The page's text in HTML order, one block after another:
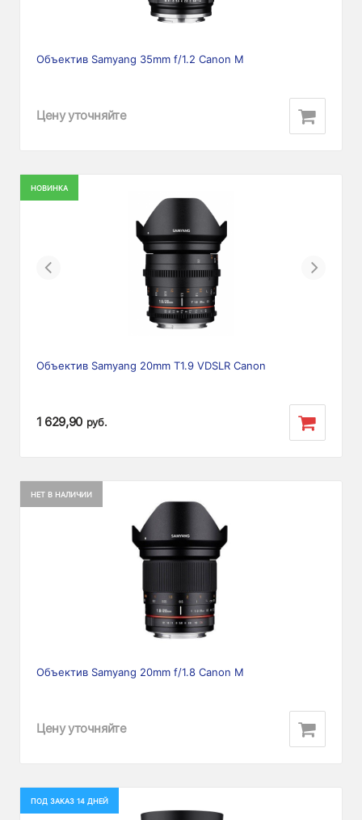
Объектив Samyang 35mm f/1.2 Canon M
Цену уточняйте
НОВИНКА
Previous Next
Объектив Samyang 20mm T1.9 VDSLR Canon
1 629,90 руб.
НЕТ В НАЛИЧИИ
Объектив Samyang 20mm f/1.8 Canon M
Цену уточняйте
ПОД ЗАКАЗ 14 ДНЕЙ